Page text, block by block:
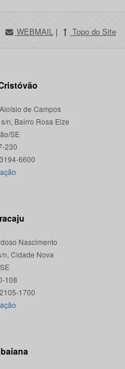
WEBMAIL | Topo do Site
de Campos
n, Bairro Rosa Elze
SE
230
Nascimento
n, Cidade Nova
108